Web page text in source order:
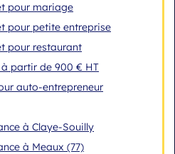
pour mariage
pour petite entreprise
pour restaurant
partir de 900 € HT
auto-entrepreneur
à Claye-Souilly
à Meaux (77)